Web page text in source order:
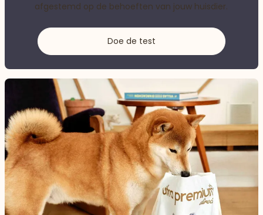
afgestemd op de behoeften van jouw huisdier.
Doe de test